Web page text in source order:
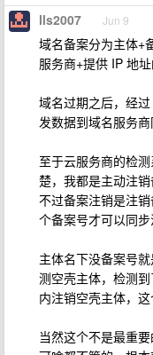
lls2007 Jun 9
域名备案分为主体+
服务商+提供 IP 地址
域名过期之后，经
发数据到域名服务商
至于云服务商的检
楚，我都是主动注
不过备案注销是注
个备案号才可以同步
主体名下没备案号
测空壳主体，检测
内注销空壳主体，
当然这个不是最重